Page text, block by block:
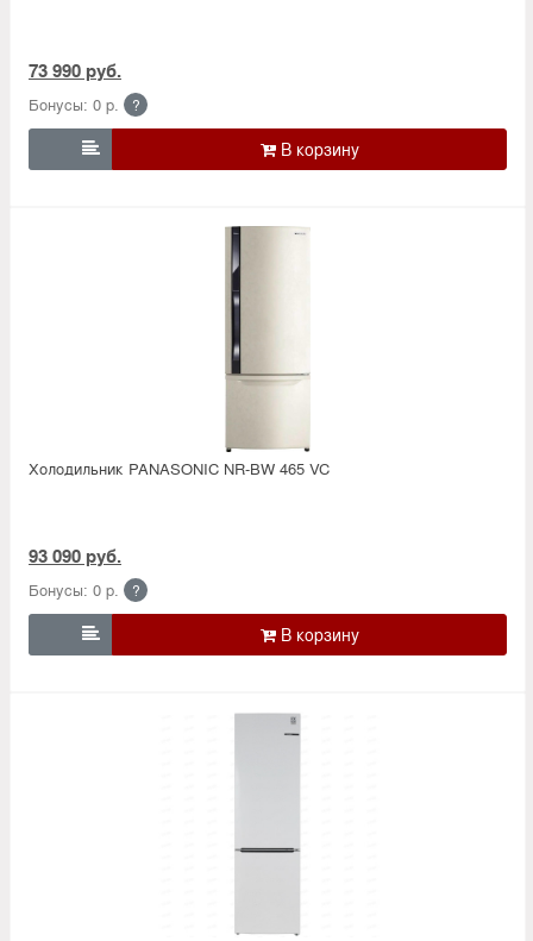
73 990 руб.
Бонусы: 0 р. ?

Холодильник PANASONIC NR-BW 465 VC
93 090 руб.
Бонусы: 0 р. ?
